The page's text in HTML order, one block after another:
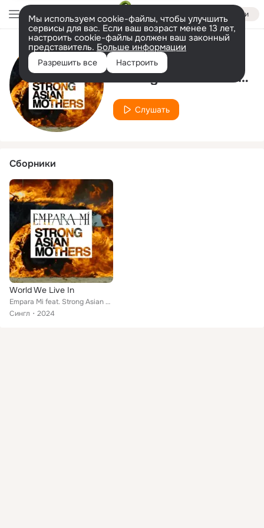
Войти
Мы используем cookie-файлы, чтобы улучшить
сервисы для вас. Если ваш возраст менее 13 лет,
настроить cookie-файлы должен ваш законный
представитель. Больше информации
Разрешить все Настроить
Исполнитель
Strong Asian Mothers
Слушать
Сборники
World We Live In
Empara Mi feat. Strong Asian Mothers
Сингл
2024